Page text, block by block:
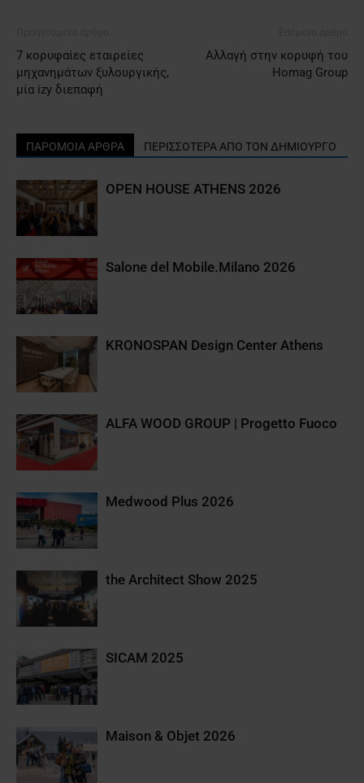
7 κορυφαίες εταιρείες
μηχανημάτων ξυλουργικής,
μία izy διεπαφή
Aλλαγή στην κορυφή του
Homag Group
ΠΑΡΟΜΟΙΑ ΑΡΘΡΑ ΠΕΡΙΣΣΟΤΕΡΑ ΑΠΟ ΤΟΝ ΔΗΜΙΟΥΡΓΟ
OPEN HOUSE ATHENS 2026
Salone del Mobile.Milano 2026
KRONOSPAN Design Center Athens
ALFA WOOD GROUP | Progetto Fuoco
Medwood Plus 2026
the Architect Show 2025
SICAM 2025
Maison & Objet 2026